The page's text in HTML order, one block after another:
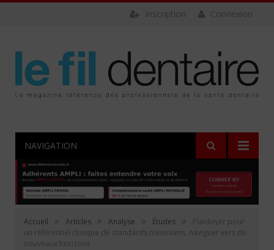
Connexion
Inscription
NAVIGATION
Accueil » Articles » Analyse » Études »
Plaidoyer pour
un référentiel clinique de standards minimums, naviguer vers de
nouveaux horizons